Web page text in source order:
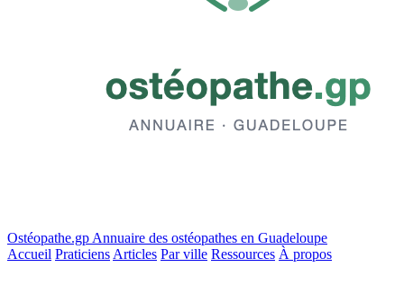
Ostéopathe.gp Annuaire des ostéopathes en Guadeloupe
Accueil Praticiens Articles Par ville Ressources À propos